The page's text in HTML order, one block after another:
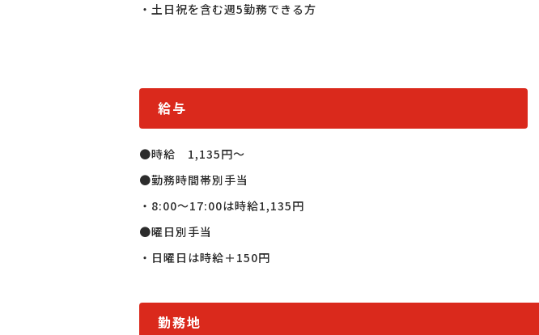
・土日祝を含む週5勤務できる方
給与
●時給　1,135円〜
●勤務時間帯別手当
・8:00〜17:00は時給1,135円
●曜日別手当
・日曜日は時給＋150円
勤務地